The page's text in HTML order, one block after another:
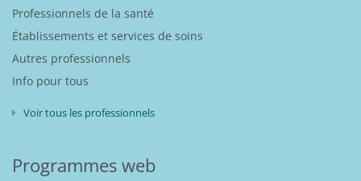
Professionnels de la santé
Établissements et services de soins
Autres professionnels
Info pour tous
Voir tous les professionnels
Programmes web